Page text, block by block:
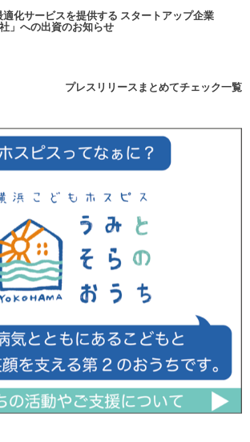
適化サービスを提供する スタートアップ企業
」への出資のお知らせ
プレスリリースまとめてチェック一覧